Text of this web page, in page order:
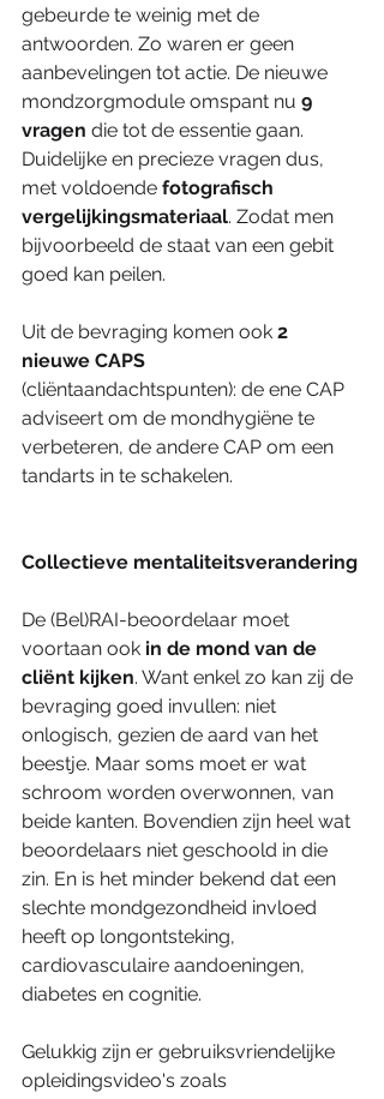
gebeurde te weinig met de
antwoorden. Zo waren er geen
aanbevelingen tot actie. De nieuwe
mondzorgmodule omspant nu 9
vragen die tot de essentie gaan.
Duidelijke en precieze vragen dus,
met voldoende fotografisch
vergelijkingsmateriaal. Zodat men
bijvoorbeeld de staat van een gebit
goed kan peilen.
Uit de bevraging komen ook 2
nieuwe CAPS
(cliëntaandachtspunten): de ene CAP
adviseert om de mondhygiëne te
verbeteren, de andere CAP om een
tandarts in te schakelen.
Collectieve mentaliteitsverandering
De (Bel)RAI-beoordelaar moet
voortaan ook in de mond van de
cliënt kijken. Want enkel zo kan zij de
bevraging goed invullen: niet
onlogisch, gezien de aard van het
beestje. Maar soms moet er wat
schroom worden overwonnen, van
beide kanten. Bovendien zijn heel wat
beoordelaars niet geschoold in die
zin. En is het minder bekend dat een
slechte mondgezondheid invloed
heeft op longontsteking,
cardiovasculaire aandoeningen,
diabetes en cognitie.
Gelukkig zijn er gebruiksvriendelijke
opleidingsvideo's zoals